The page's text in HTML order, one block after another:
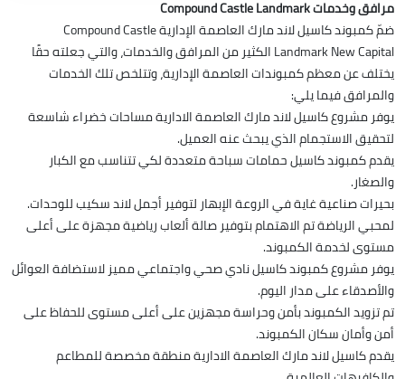
مرافق وخدمات Compound Castle Landmark
ضمّ كمبوند كاسيل لاند مارك العاصمة الإدارية Compound Castle
Landmark New Capital الكثير من المرافق والخدمات، والتي جعلته حقًا
يختلف عن معظم كمبوندات العاصمة الإدارية، وتتلخص تلك الخدمات
والمرافق فيما يلي:
يوفر مشروع كاسيل لاند مارك العاصمة الادارية مساحات خضراء شاسعة
لتحقيق الاستجمام الذي يبحث عنه العميل.
يقدم كمبوند كاسيل حمامات سباحة متعددة لكي تتناسب مع الكبار
والصغار.
بحيرات صناعية غاية في الروعة الإبهار لتوفير أجمل لاند سكيب للوحدات.
لمحبي الرياضة تم الاهتمام بتوفير صالة ألعاب رياضية مجهزة على أعلى
مستوى لخدمة الكمبوند.
يوفر مشروع كمبوند كاسيل نادي صحي واجتماعي مميز لاستضافة العوائل
والأصدقاء على مدار اليوم.
تم تزويد الكمبوند بأمن وحراسة مجهزين على أعلى مستوى للحفاظ على
أمن وأمان سكان الكمبوند.
يقدم كاسيل لاند مارك العاصمة الادارية منطقة مخصصة للمطاعم